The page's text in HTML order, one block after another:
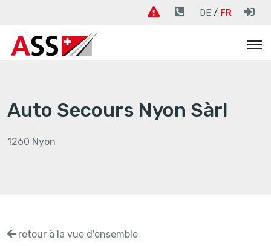
DE FR
Auto Secours Nyon Sàrl
1260 Nyon
retour à la vue d'ensemble